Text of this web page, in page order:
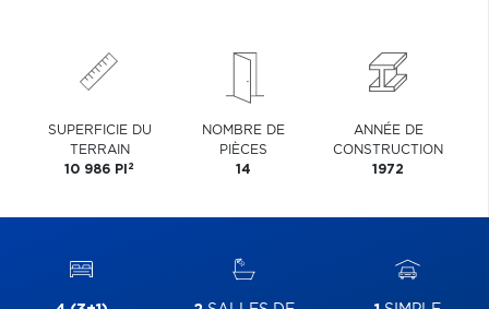
SUPERFICIE DU
TERRAIN
10 986 PI 2
NOMBRE DE
PIÈCES
14
ANNÉE DE
CONSTRUCTION
1972